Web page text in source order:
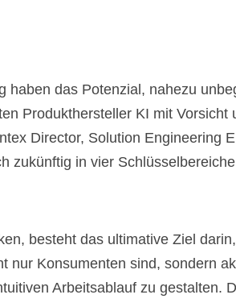
haben das Potenzial, nahezu
Produkthersteller KI mit
Director, Solution Engineering
zukünftig in vier
besteht das ultimative Ziel
Konsumenten sind, sondern
Arbeitsablauf zu gestalten.